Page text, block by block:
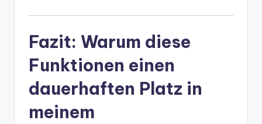
Fazit: Warum diese
Funktionen einen
dauerhaften Platz in
meinem